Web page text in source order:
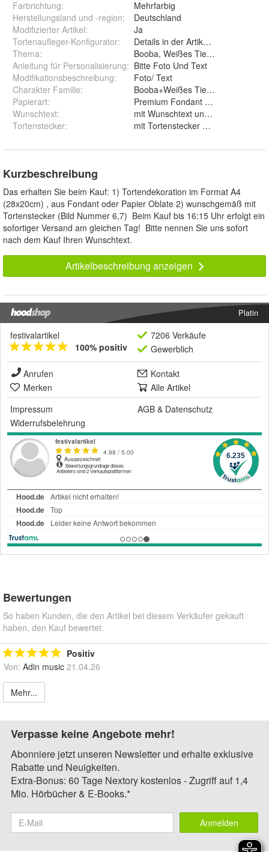
Farbrichtung:
Mehrfarbig
Herstellungsland und -region:
Deutschland
Modifizierter Artikel:
Ja
Tortenaufleger-Konfigurator:
Details in der Artikelbeschreibung
Thema:
Booba, Weißes Tier, Märchen,
Anleitung für Personalisierung: Bitte Foto Und Text
Modifikationsbeschreibung:
Foto/ Text
Charakter Familie:
Booba+Weißes
Papierart:
Wunschtext:
mit Wunschtext und ohne
Tortenstecker:
Kurzbeschreibung
Das erhalten Sie beim Kauf: 1) Tortendekoration im Format A4
(28x20cm) , aus Fondant oder Papier Oblate 2) wunschgemäß mit
Tortenstecker (Bild Nummer 6,7) Beim Kauf bis 16:15 Uhr erfolgt ein
sofortiger Versand am gleichen Tag! Bitte nennen Sie uns sofort
nach dem Kauf Ihren Wunschtext.
Artikelbeschreibung anzeigen
Platin
festivalartikel
100% positiv
7206 Verkäufe
Gewerblich
Anrufen
Kontakt
Merken
Alle Artikel
Impressum
AGB & Datenschutz
Widerrufsbelehrung
Bewertungen
So haben Kunden, die den Artikel bei diesem Verkäufer gekauft
haben, den Kauf bewertet.
Positiv
Von: Adin music 21.04.26
Mehr...
Verpasse keine Angebote mehr!
Abonniere jetzt unseren Newsletter und erhalte exklusive
Rabatte und Neuigkeiten.
Extra-Bonus: 60 Tage Nextory kostenlos - Zugriff auf 1,4
Mio. Hörbücher & E-Books.*
Anmelden